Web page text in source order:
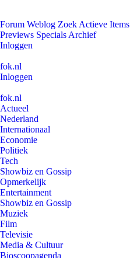
Forum Weblog Zoek Actieve Items
Previews Specials Archief
Inloggen
fok.nl
Inloggen
fok.nl
Actueel
Nederland
Internationaal
Economie
Politiek
Tech
Showbiz en Gossip
Opmerkelijk
Entertainment
Showbiz en Gossip
Muziek
Film
Televisie
Media & Cultuur
Bioscoopagenda